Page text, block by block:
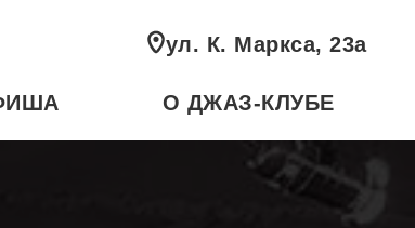
О ДЖАЗ-КЛУБЕ
ул. К. Маркса, 23а